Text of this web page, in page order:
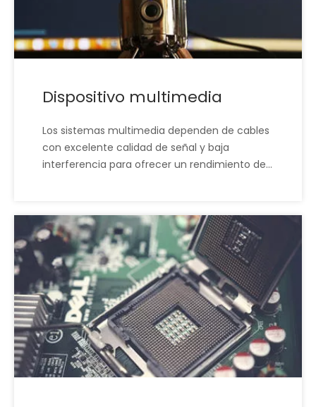
Dispositivo multimedia
​Los sistemas multimedia dependen de cables
con excelente calidad de señal y baja
interferencia para ofrecer un rendimiento de
con los exigentes estándares de transmisión.
Estas soluciones ayudan a los fabricantes a
lograr un rendimiento audiovisual superior sin
pérdida ni distorsión de la señal.